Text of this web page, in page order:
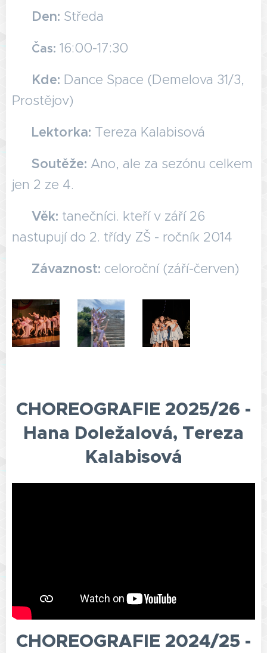
Den: Středa
Čas: 16:00-17:30
Kde: Dance Space (Demelova 31/3,
Prostějov)
Lektorka: Tereza Kalabisová
🏆 Soutěže: Ano, ale za sezónu celkem
jen 2 ze 4.
👧🏻 Věk: tanečníci. kteří v září 26
nastupují do 2. třídy ZŠ - ročník 2014
Závaznost: celoroční (září-červen)
CHOREOGRAFIE 2025/26 -
Hana Doležalová, Tereza
Kalabisová
CHOREOGRAFIE 2024/25 -